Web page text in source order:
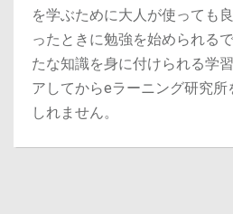
を学ぶために大人が使っても
ったときに勉強を始められるで
たな知識を身に付けられる学
アしてからeラーニング研究所
しれません。